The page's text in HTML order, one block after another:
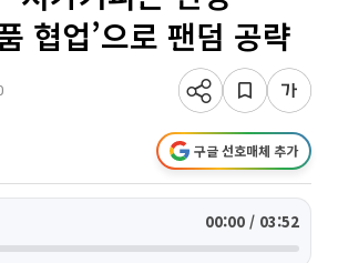
협업’으로 팬덤 공략
구글 선호매체 추가
00:00 / 03:52